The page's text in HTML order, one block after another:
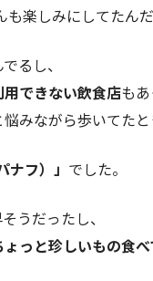
も楽しみにしてたん
るし、
できない飲食店も
みながら歩いてたと
フ）」 でした。
うだったし、
っと珍しいもの食べ